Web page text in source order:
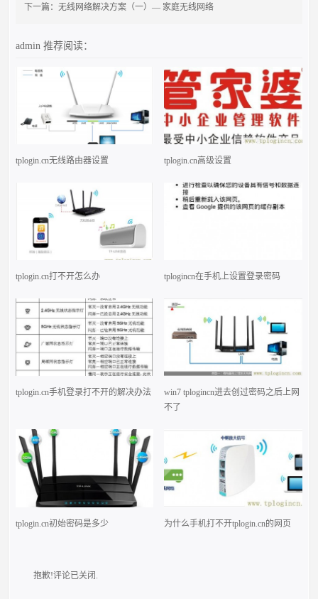
下一篇：无线网络解决方案（一）— 家庭无线网络
admin推荐阅读：
tplogin.cn无线路由器设置 tplogin.cn高级设置
tplogin.cn打不开怎么办 tplogincn在手机上设置登录密码
tplogin.cn手机登录打不开的解决办法
win7 tplogincn进去创过密码之后上网
不了
tplogin.cn初始密码是多少 为什么手机打不开tplogin.cn的网页
抱歉!评论已关闭.